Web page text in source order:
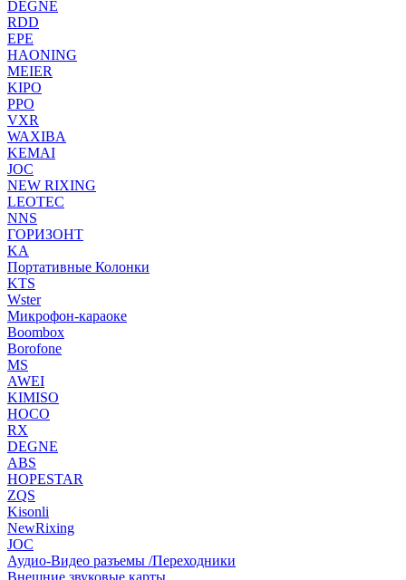
DEGNE
RDD
EPE
HAONING
MEIER
KIPO
PPO
VXR
WAXIBA
KEMAI
JOC
NEW RIXING
LEOTEC
NNS
ГОРИЗОНТ
KA
Портативные Колонки
KTS
Wster
Микрофон-караоке
Boombox
Borofone
MS
AWEI
KIMISO
HOCO
RX
DEGNE
ABS
HOPESTAR
ZQS
Kisonli
NewRixing
JOC
Аудио-Видео разъемы /Переходники
Внешние звуковые карты